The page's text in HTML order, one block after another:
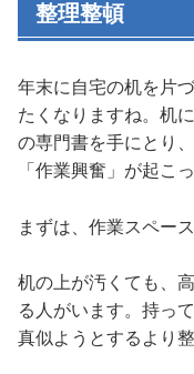
整理整頓
年末に自宅の机を片
たくなりますね。机
の専門書を手にとり
「作業興奮」が起こ
まずは、作業スペー
机の上が汚くても、
る人がいます。持っ
真似ようとするより